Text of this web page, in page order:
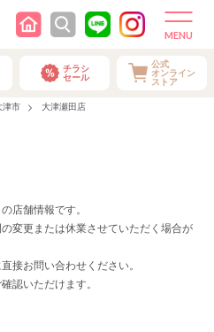
チラシ
セール
公式
オンライン
ストア
津市 大津瀬田店
店舗情報です。
変更または休業させていただく場合が
接お問い合わせください。
認いただけます。